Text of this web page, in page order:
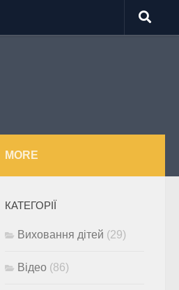
MORE
КАТЕГОРІЇ
Виховання дітей (29)
Відео (86)